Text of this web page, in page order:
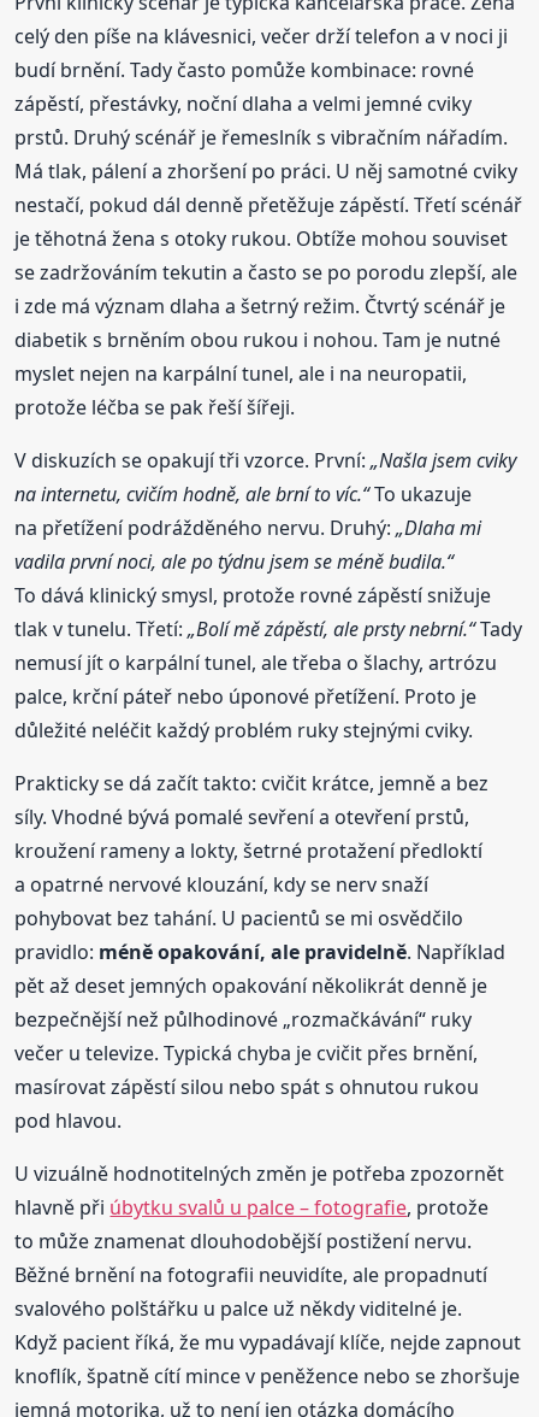
celý den píše na klávesnici, večer drží telefon a v noci ji
budí brnění. Tady často pomůže kombinace: rovné
zápěstí, přestávky, noční dlaha a velmi jemné cviky
prstů. Druhý scénář je řemeslník s vibračním nářadím.
Má tlak, pálení a zhoršení po práci. U něj samotné cviky
nestačí, pokud dál denně přetěžuje zápěstí. Třetí scénář
je těhotná žena s otoky rukou. Obtíže mohou souviset
se zadržováním tekutin a často se po porodu zlepší, ale
i zde má význam dlaha a šetrný režim. Čtvrtý scénář je
diabetik s brněním obou rukou i nohou. Tam je nutné
myslet nejen na karpální tunel, ale i na neuropatii,
protože léčba se pak řeší šířeji.
V diskuzích se opakují tři vzorce. První:„Našla jsem cviky
na internetu, cvičím hodně, ale brní to víc.“To ukazuje
na přetížení podrážděného nervu. Druhý:„Dlaha mi
vadila první noci, ale po týdnu jsem se méně budila.“
To dává klinický smysl, protože rovné zápěstí snižuje
tlak v tunelu. Třetí:„Bolí mě zápěstí, ale prsty nebrní.“Tady
nemusí jít o karpální tunel, ale třeba o šlachy, artrózu
palce, krční páteř nebo úponové přetížení. Proto je
důležité neléčit každý problém ruky stejnými cviky.
Prakticky se dá začít takto: cvičit krátce, jemně a bez
síly. Vhodné bývá pomalé sevření a otevření prstů,
kroužení rameny a lokty, šetrné protažení předloktí
a opatrné nervové klouzání, kdy se nerv snaží
pohybovat bez tahání. U pacientů se mi osvědčilo
pravidlo: méně opakování, ale pravidelně. Například
pět až deset jemných opakování několikrát denně je
bezpečnější než půlhodinové „rozmačkávání“ ruky
večer u televize. Typická chyba je cvičit přes brnění,
masírovat zápěstí silou nebo spát s ohnutou rukou
pod hlavou.
U vizuálně hodnotitelných změn je potřeba zpozornět
hlavně při úbytku svalů u palce – fotografie, protože
to může znamenat dlouhodobější postižení nervu.
Běžné brnění na fotografii neuvidíte, ale propadnutí
svalového polštářku u palce už někdy viditelné je.
Když pacient říká, že mu vypadávají klíče, nejde zapnout
knoflík, špatně cítí mince v peněžence nebo se zhoršuje
jemná motorika, už to není jen otázka domácího